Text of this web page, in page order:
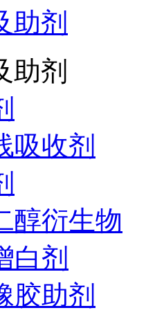
助剂
助剂
吸收剂
醇衍生物
白剂
胶助剂